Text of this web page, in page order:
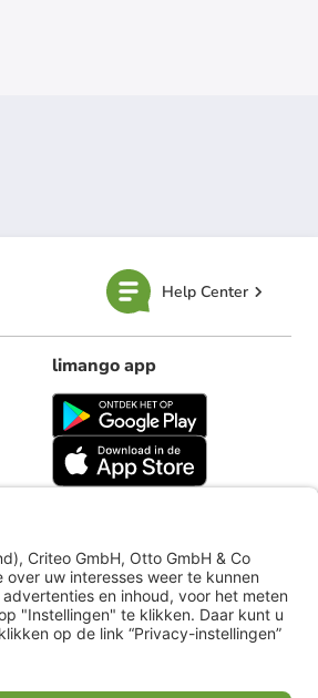
Help Center
limango app
limango.de limango.pl